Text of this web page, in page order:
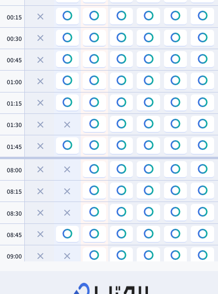
00:15
00:30
00:45
01:00
01:15
01:30
01:45
08:00
08:15
08:30
08:45
09:00